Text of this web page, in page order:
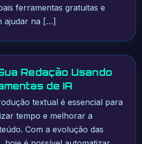
ferramentas gratuitas e
ajudar na […]
Redação Usando
de IA
textual é essencial para
tempo e melhorar a
Com a evolução das